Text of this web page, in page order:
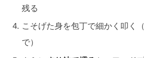
残る
こそげた身を包丁で細かく叩く
で）